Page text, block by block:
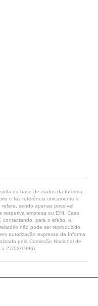
da base de dados da Informa
e faz referência unicamente à
refere, sendo apenas possível
respetiva empresa ou ENI. Caso
contactando, para o efeito, o
não pode ser reproduzido,
autorização expressa da Informa
pela Comissão Nacional de
27/02/1996).